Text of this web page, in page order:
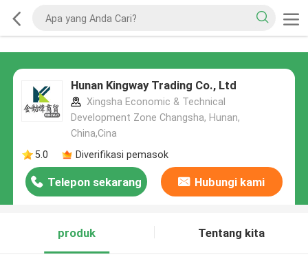
Hunan Kingway Trading Co., Ltd
Xingsha Economic & Technical
Development Zone Changsha, Hunan,
China,Cina
5.0
Diverifikasi pemasok
Telepon sekarang Hubungi kami
produk Tentang kita